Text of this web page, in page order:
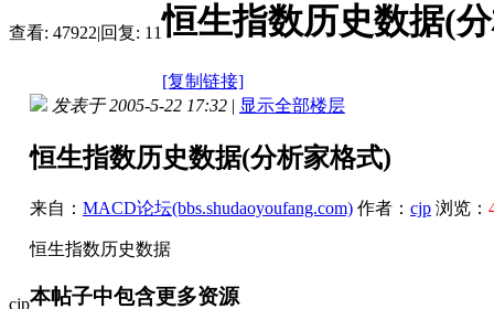
查看: 47922|回复: 11恒生指数历史数据(
[复制链接]
cjp
发表于 2005-5-22 17:32 | 显示全部楼层
恒生指数历史数据(分析家格式)
来自： MACD论坛(bbs.shudaoyoufang.com) 作者： cjp 浏览：
恒生指数历史数据
本帖子中包含更多资源